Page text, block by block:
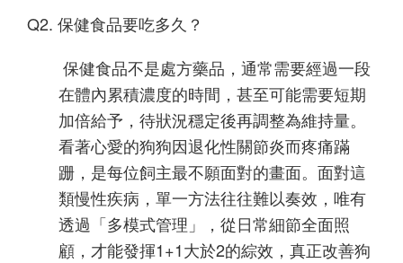
Q2. 保健食品要吃多久？
保健食品不是處方藥品，通常需要經過一段
在體內累積濃度的時間，甚至可能需要短期
加倍給予，待狀況穩定後再調整為維持量。
看著心愛的狗狗因退化性關節炎而疼痛蹣
跚，是每位飼主最不願面對的畫面。面對這
類慢性疾病，單一方法往往難以奏效，唯有
透過「多模式管理」，從日常細節全面照
顧，才能發揮1+1大於2的綜效，真正改善狗